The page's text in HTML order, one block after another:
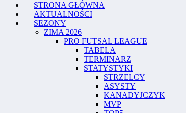
STRONA GŁÓWNA
AKTUALNOŚCI
SEZONY
ZIMA 2026
PRO FUTSAL LEAGUE
TABELA
TERMINARZ
STATYSTYKI
STRZELCY
ASYSTY
KANADYJCZYK
MVP